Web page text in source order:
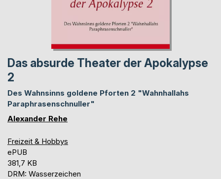
Das absurde Theater der Apokalypse
2
Des Wahnsinns goldene Pforten 2 "Wahnhallahs
Paraphrasenschnuller"
Alexander Rehe
Freizeit & Hobbys
ePUB
381,7 KB
DRM: Wasserzeichen